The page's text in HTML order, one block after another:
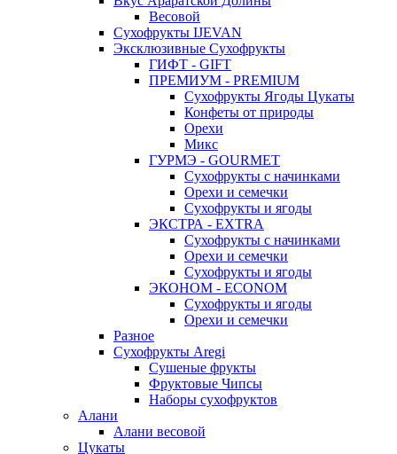
Весовой
Сухофрукты IJEVAN
Эксклюзивные Сухофрукты
ГИФТ - GIFT
ПРЕМИУМ - PREMIUM
Сухофрукты Ягоды Цукаты
Конфеты от природы
Орехи
Микс
ГУРМЭ - GOURMET
Сухофрукты с начинками
Орехи и семечки
Сухофрукты и ягоды
ЭКСТРА - EXTRA
Сухофрукты с начинками
Орехи и семечки
Сухофрукты и ягоды
ЭКОНОМ - ECONOM
Сухофрукты и ягоды
Орехи и семечки
Разное
Сухофрукты Aregi
Сушеные фрукты
Фруктовые Чипсы
Наборы сухофруктов
Алани
Алани весовой
Цукаты